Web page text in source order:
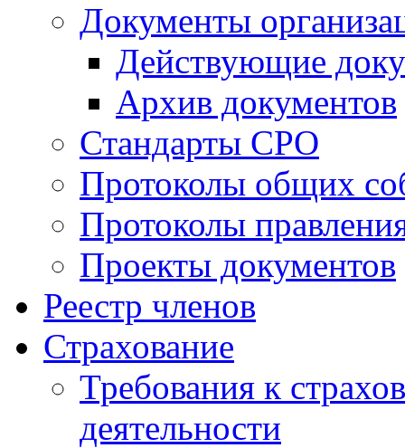
Документы
Действующие
Архив документов
Стандарты СРО
Протоколы общих
Протоколы
Проекты документов
Реестр членов
Страхование
Требования к
деятельности